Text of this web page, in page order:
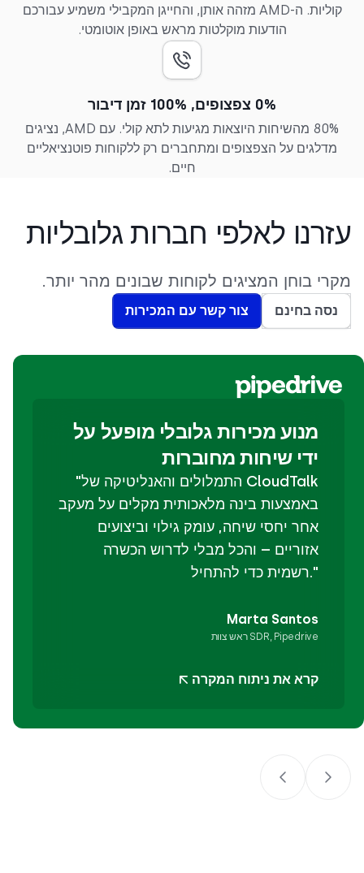
קוליות. ה-AMD מזהה אותן, והחייגן המקבילי משמיע עבורכם
הודעות מוקלטות מראש באופן אוטומטי.
0% צפצופים, 100% זמן דיבור
80% מהשיחות היוצאות מגיעות לתא קולי. עם AMD, נציגים
מדלגים על הצפצופים ומתחברים רק ללקוחות פוטנציאליים
חיים.
עזרנו לאלפי חברות גלובליות
מקרי בוחן המציגים לקוחות שבונים מהר יותר.
נסה בחינם צור קשר עם המכירות
מנוע מכירות גלובלי מופעל על
ידי שיחות מחוברות
"התמלולים והאנליטיקה של CloudTalk
באמצעות בינה מלאכותית מקלים על מעקב
אחר יחסי שיחה, עומק גילוי וביצועים
אזוריים – והכל מבלי לדרוש הכשרה
Marta Santos
ראש צוות SDR, Pipedrive
קרא את ניתוח המקרה